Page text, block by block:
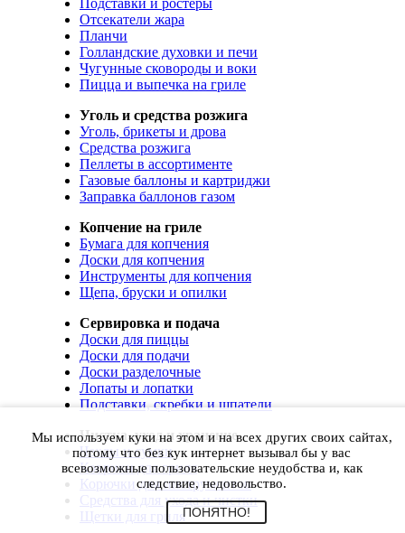
Подставки и ростеры
Отсекатели жара
Планчи
Голландские духовки и печи
Чугунные сковороды и воки
Пицца и выпечка на гриле
Уголь и средства розжига
Уголь, брикеты и дрова
Средства розжига
Пеллеты в ассортименте
Газовые баллоны и картриджи
Заправка баллонов газом
Копчение на гриле
Бумага для копчения
Доски для копчения
Инструменты для копчения
Щепа, бруски и опилки
Сервировка и подача
Доски для пиццы
Доски для подачи
Доски разделочные
Лопаты и лопатки
Подставки, скребки и шпатели
Чистка, уход и хранение
Чехлы и сумки
Коврики для гриля
Корючки для инструментов
Средства для ухода и чистки
Щетки для гриля
Мы используем куки на этом и на всех других своих сайтах,
потому что без кук интернет вызывал бы у вас
всевозможные пользовательские неудобства и, как
следствие, недовольство.
ПОНЯТНО!